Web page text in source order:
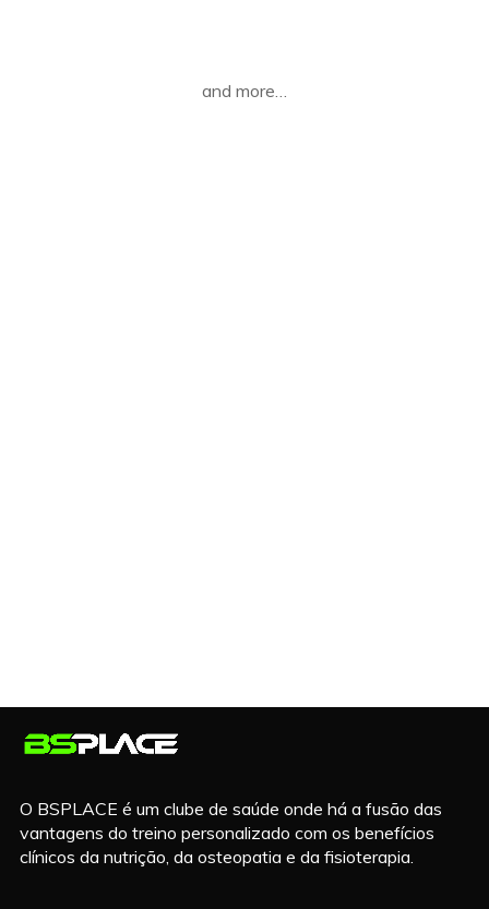
and more…
O BSPLACE é um clube de saúde onde há a fusão das
vantagens do treino personalizado com os benefícios
clínicos da nutrição, da osteopatia e da fisioterapia.